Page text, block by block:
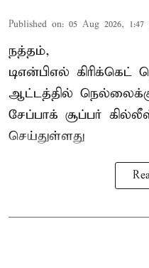
Published on: 05 Aug 2026, 1:47
நத்தம்,
டிஎன்பிஎல்
ஆட்டத்தில்
சேப்பாக் சூப்பர்
செய்துள்ளது